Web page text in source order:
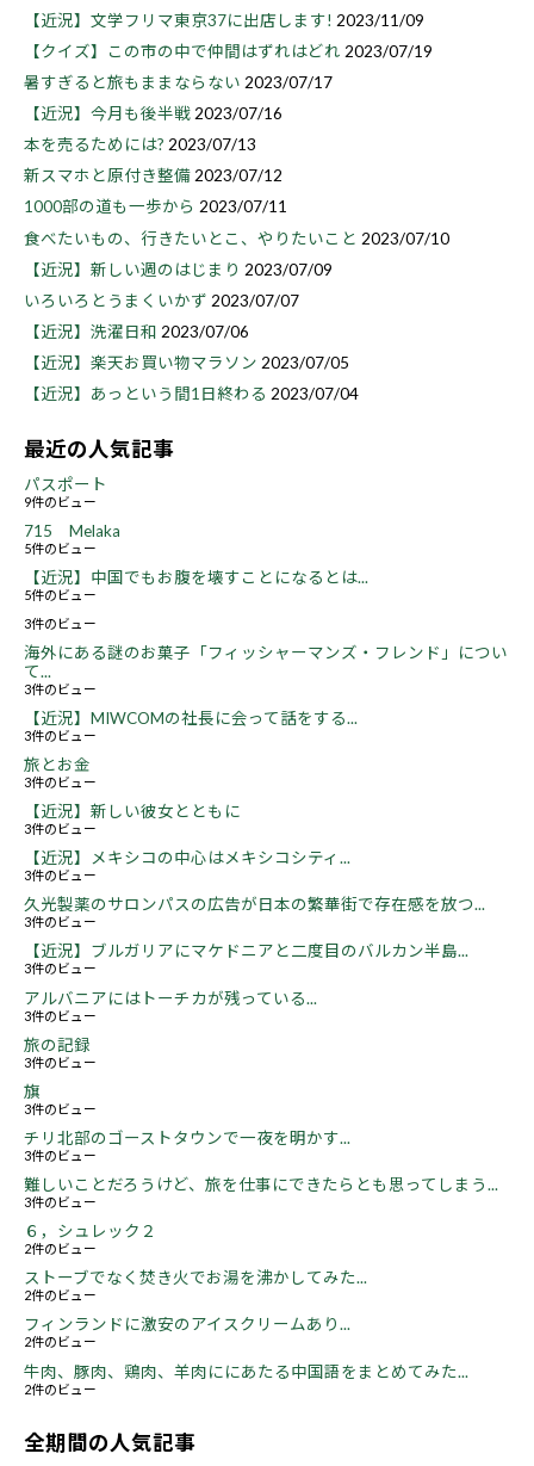
【近況】文学フリマ東京37に出店します! 2023/11/09
【クイズ】この市の中で仲間はずれはどれ 2023/07/19
暑すぎると旅もままならない 2023/07/17
【近況】今月も後半戦 2023/07/16
本を売るためには? 2023/07/13
新スマホと原付き整備2023/07/12
1000部の道も一歩から 2023/07/11
食べたいもの、行きたいとこ、やりたいこと 2023/07/10
【近況】新しい週のはじまり 2023/07/09
いろいろとうまくいかず 2023/07/07
【近況】洗濯日和 2023/07/06
【近況】楽天お買い物マラソン 2023/07/05
【近況】あっという間1日終わる 2023/07/04
最近の人気記事
パスポート
9件のビュー
715 Melaka
5件のビュー
【近況】中国でもお腹を壊すことになるとは...
5件のビュー
3件のビュー
海外にある謎のお菓子「フィッシャーマンズ・フレンド」につい
て...
3件のビュー
【近況】MIWCOMの社長に会って話をする...
3件のビュー
旅とお金
3件のビュー
【近況】新しい彼女とともに
3件のビュー
【近況】メキシコの中心はメキシコシティ...
3件のビュー
久光製薬のサロンパスの広告が日本の繁華街で存在感を放つ...
3件のビュー
【近況】ブルガリアにマケドニアと二度目のバルカン半島...
3件のビュー
アルバニアにはトーチカが残っている...
3件のビュー
旅の記録
3件のビュー
旗
3件のビュー
チリ北部のゴーストタウンで一夜を明かす...
3件のビュー
難しいことだろうけど、旅を仕事にできたらとも思ってしまう...
3件のビュー
６，シュレック２
2件のビュー
ストーブでなく焚き火でお湯を沸かしてみた...
2件のビュー
フィンランドに激安のアイスクリームあり...
2件のビュー
牛肉、豚肉、鶏肉、羊肉ににあたる中国語をまとめてみた...
2件のビュー
全期間の人気記事